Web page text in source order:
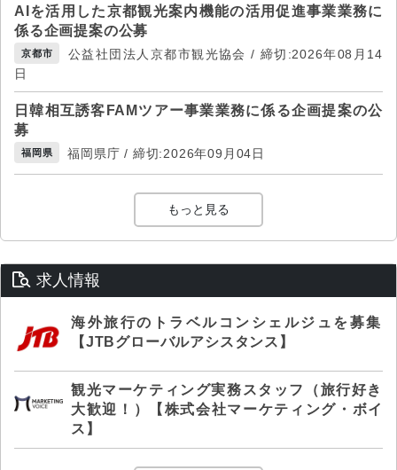
AIを活用した京都観光案内機能の活用促進事業業務に
係る企画提案の公募
京都市
公益社団法人京都市観光協会 / 締切:2026年08月14
日
日韓相互誘客FAMツアー事業業務に係る企画提案の公
募
福岡県 福岡県庁 / 締切:2026年09月04日
もっと見る
求人情報
海外旅行のトラベルコンシェルジュを募集
【JTBグローバルアシスタンス】
観光マーケティング実務スタッフ（旅行好き
大歓迎！）【株式会社マーケティング・ボイ
ス】